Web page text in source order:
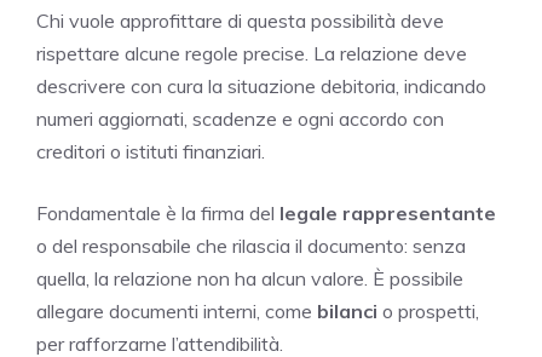
Chi vuole approfittare di questa possibilità deve
rispettare alcune regole precise. La relazione deve
descrivere con cura la situazione debitoria, indicando
numeri aggiornati, scadenze e ogni accordo con
creditori o istituti finanziari.
Fondamentale è la firma del legale rappresentante
o del responsabile che rilascia il documento: senza
quella, la relazione non ha alcun valore. È possibile
allegare documenti interni, come bilanci o prospetti,
per rafforzarne l’attendibilità.